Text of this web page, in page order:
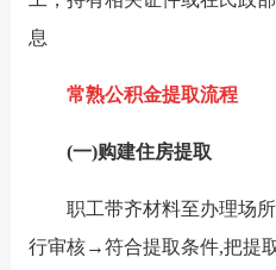
息
常熟公积金提取流程
(一)购建住房提取
职工带齐材料至办理场所
行审核→符合提取条件,把提